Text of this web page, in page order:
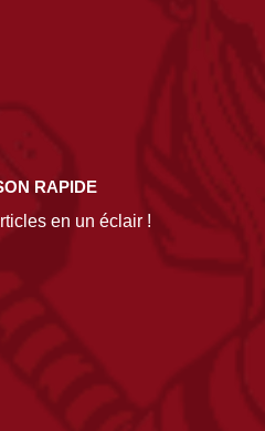
RAPIDE
en un éclair !